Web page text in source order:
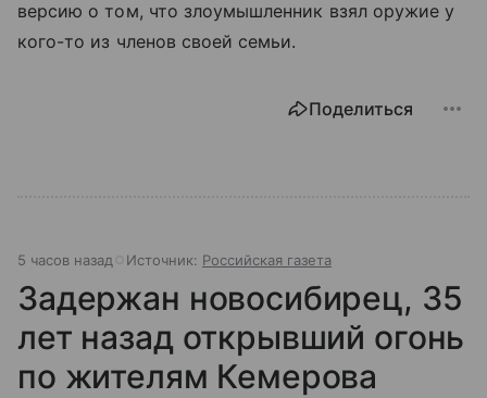
версию о том, что злоумышленник взял оружие у
кого-то из членов своей семьи.
Поделиться
5 часов назад Источник: Российская газета
Задержан новосибирец, 35
лет назад открывший огонь
по жителям Кемерова